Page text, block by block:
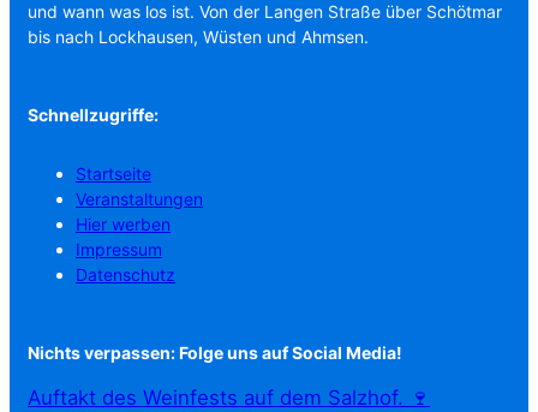
und wann was los ist. Von der Langen Straße über Schötmar
bis nach Lockhausen, Wüsten und Ahmsen.
Schnellzugriffe:
Startseite
Veranstaltungen
Hier werben
Impressum
Datenschutz
Nichts verpassen: Folge uns auf Social Media!
Auftakt des Weinfests auf dem Salzhof. 🍷